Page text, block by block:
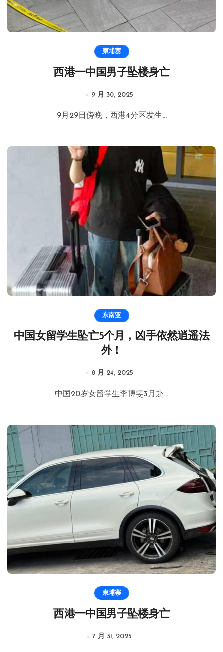
柬埔寨
西港一中国男子坠楼身亡
9 月 30, 2025
9月29日傍晚，西港4分区发生...
东南亚
中国女留学生坠亡5个月，凶手依然逍遥法
外！
8 月 24, 2025
中国20岁女留学生李博雯3月赴...
柬埔寨
西港一中国男子坠楼身亡
7 月 31, 2025